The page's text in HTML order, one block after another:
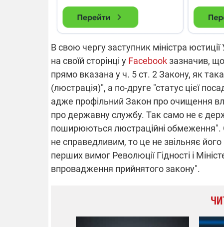
В свою чергу заступник міністра юстиції
на своїй сторінці у Facebookзазначив,
прямо вказана у ч. 5 ст. 2 Закону, як
(люстрація)", а по-друге "статус цієї
адже профільний Закон про очищення
про державну службу. Так само не є
поширюються люстраційні обмеження".
не справедливим, то це не звільняє
перших вимог Революції Гідності і
впровадження прийнятого закону".